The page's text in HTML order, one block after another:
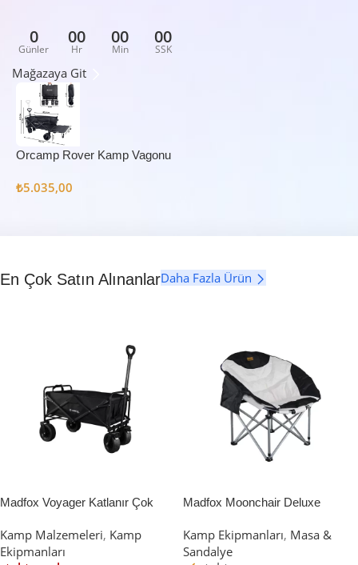
0
Günler
00
Hr
00
Min
00
SSK
Mağazaya Git
Orcamp Rover Kamp Vagonu
₺5.035,00
En Çok Satın AlınanlarDaha Fazla Ürün
Madfox Voyager Katlanır Çok
[Vagon] BLACK
Kamp Malzemeleri, Kamp
Ekipmanları
Madfox Moonchair Deluxe
Siyah/Gri
Kamp Ekipmanları, Masa &
Sandalye